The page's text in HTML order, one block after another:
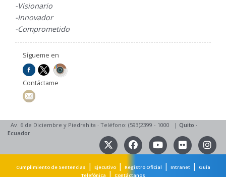
-Visionario
-Innovador
-Comprometido
Sígueme en
Contáctame
Av. 6 de Diciembre y Piedrahita · Teléfono: (593)2399 - 1000 | Quito ·
Ecuador
Cumplimiento de Sentencias | Ejecutivo| Registro Oficial | Intranet|
Guía
Telefónica
| Contáctanos